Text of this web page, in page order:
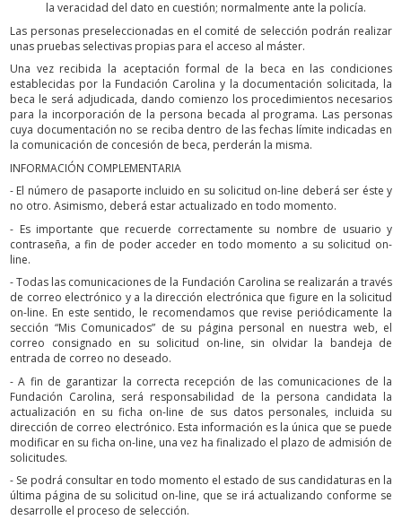
la veracidad del dato en cuestión; normalmente ante la policía.
Las personas preseleccionadas en el comité de selección podrán realizar
unas pruebas selectivas propias para el acceso al máster.
Una vez recibida la aceptación formal de la beca en las condiciones
establecidas por la Fundación Carolina y la documentación solicitada, la
beca le será adjudicada, dando comienzo los procedimientos necesarios
para la incorporación de la persona becada al programa. Las personas
cuya documentación no se reciba dentro de las fechas límite indicadas en
la comunicación de concesión de beca, perderán la misma.
INFORMACIÓN COMPLEMENTARIA
- El número de pasaporte incluido en su solicitud on-line deberá ser éste y
no otro. Asimismo, deberá estar actualizado en todo momento.
- Es importante que recuerde correctamente su nombre de usuario y
contraseña, a fin de poder acceder en todo momento a su solicitud on-
line.
- Todas las comunicaciones de la Fundación Carolina se realizarán a través
de correo electrónico y a la dirección electrónica que figure en la solicitud
on-line. En este sentido, le recomendamos que revise periódicamente la
sección “Mis Comunicados” de su página personal en nuestra web, el
correo consignado en su solicitud on-line, sin olvidar la bandeja de
entrada de correo no deseado.
- A fin de garantizar la correcta recepción de las comunicaciones de la
Fundación Carolina, será responsabilidad de la persona candidata la
actualización en su ficha on-line de sus datos personales, incluida su
dirección de correo electrónico. Esta información es la única que se puede
modificar en su ficha on-line, una vez ha finalizado el plazo de admisión de
solicitudes.
- Se podrá consultar en todo momento el estado de sus candidaturas en la
última página de su solicitud on-line, que se irá actualizando conforme se
desarrolle el proceso de selección.